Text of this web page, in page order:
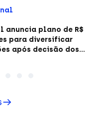
anuncia plano de R$
para diversificar
após decisão dos